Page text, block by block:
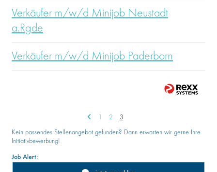
Verkäufer m/w/d Minijob Neustadt
a.Rgde
Verkäufer m/w/d Minijob Paderborn
1 2 3
Kein passendes Stellenangebot gefunden? Dann erwarten wir gerne Ihre
Initiativbewerbung!
Job Alert: